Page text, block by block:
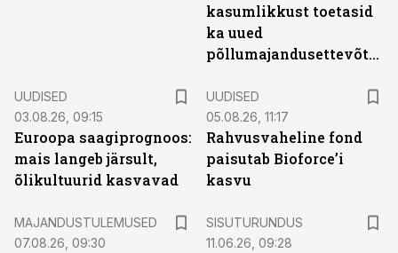
kasumlikkust toetasid
ka uued
põllumajandusettevõtted
UUDISED
03.08.26, 09:15
Euroopa saagiprognoos:
mais langeb järsult,
õlikultuurid kasvavad
UUDISED
05.08.26, 11:17
Rahvusvaheline fond
paisutab Bioforce’i
kasvu
MAJANDUSTULEMUSED
07.08.26, 09:30
SISUTURUNDUS
11.06.26, 09:28